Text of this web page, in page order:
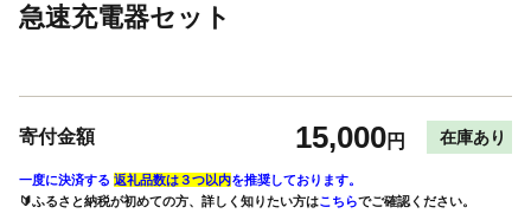
急速充電器セット
寄付金額 15,000円 在庫あり
一度に決済する 返礼品数は３つ以内を推奨しております。
🔰ふるさと納税が初めての方、詳しく知りたい方はこちらでご確認ください。